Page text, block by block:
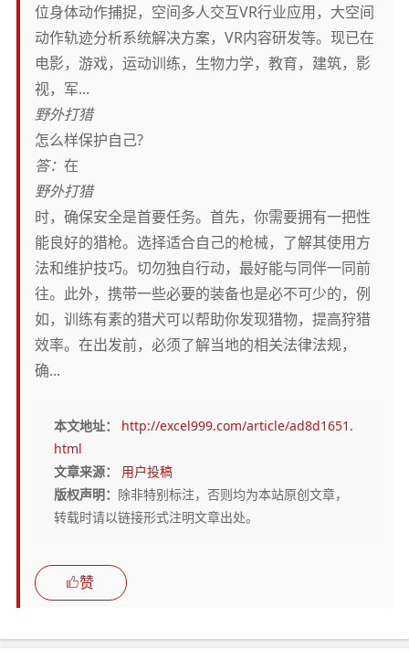
位身体动作捕捉，空间多人交互VR行业应用，大空间
动作轨迹分析系统解决方案，VR内容研发等。现已在
电影，游戏，运动训练，生物力学，教育，建筑，影
视，军...
野外打猎
怎么样保护自己?
答： 在
野外打猎
时，确保安全是首要任务。首先，你需要拥有一把性
能良好的猎枪。选择适合自己的枪械，了解其使用方
法和维护技巧。切勿独自行动，最好能与同伴一同前
往。此外，携带一些必要的装备也是必不可少的，例
如，训练有素的猎犬可以帮助你发现猎物，提高狩猎
效率。在出发前，必须了解当地的相关法律法规，
确...
本文地址：
http://excel999.com/article/ad8d1651.
html
文章来源：
用户投稿
版权声明： 除非特别标注，否则均为本站原创文章，
转载时请以链接形式注明文章出处。
赞